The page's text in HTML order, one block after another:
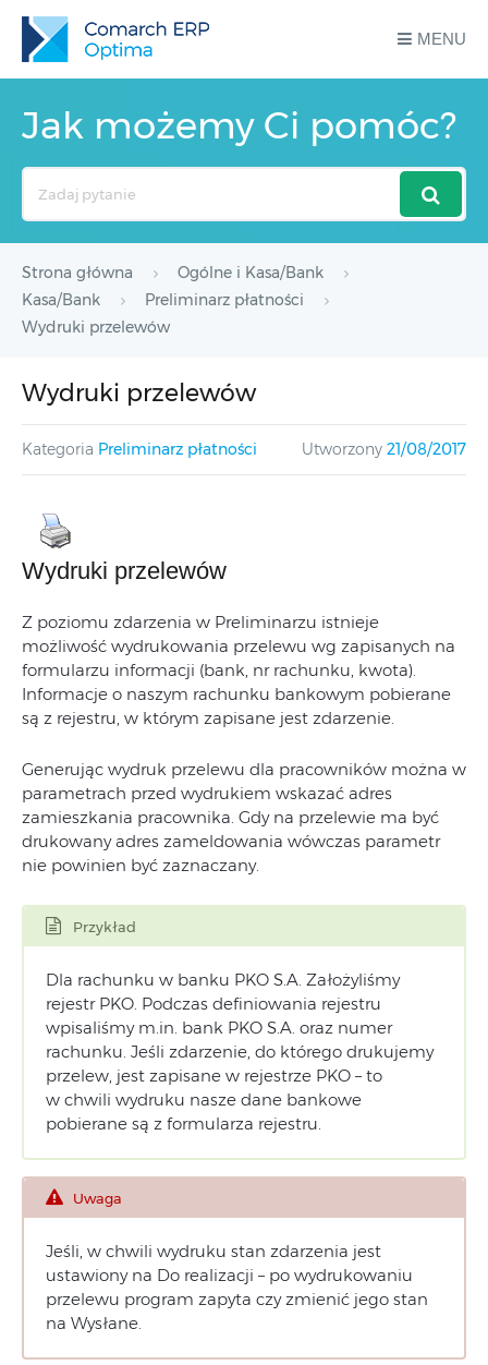
MENU
Jak możemy Ci pomóc?
Strona główna
Ogólne i Kasa/Bank
Kasa/Bank
Preliminarz płatności
Wydruki przelewów
Wydruki przelewów
Kategoria Preliminarz płatności Utworzony 21/08/2017
Wydruki przelewów
Z poziomu zdarzenia w Preliminarzu istnieje
możliwość wydrukowania przelewu wg zapisanych na
formularzu informacji (bank, nr rachunku, kwota).
Informacje o naszym rachunku bankowym pobierane
są z rejestru, w którym zapisane jest zdarzenie.
Generując wydruk przelewu dla pracowników można w
parametrach przed wydrukiem wskazać adres
zamieszkania pracownika. Gdy na przelewie ma być
drukowany adres zameldowania wówczas parametr
nie powinien być zaznaczany.
Przykład
Dla rachunku w banku PKO S.A. Założyliśmy
rejestr PKO. Podczas definiowania rejestru
wpisaliśmy m.in. bank PKO S.A. oraz numer
rachunku. Jeśli zdarzenie, do którego drukujemy
przelew, jest zapisane w rejestrze PKO – to
w chwili wydruku nasze dane bankowe
pobierane są z formularza rejestru.
Uwaga
Jeśli, w chwili wydruku stan zdarzenia jest
ustawiony na Do realizacji – po wydrukowaniu
przelewu program zapyta czy zmienić jego stan
na Wysłane.